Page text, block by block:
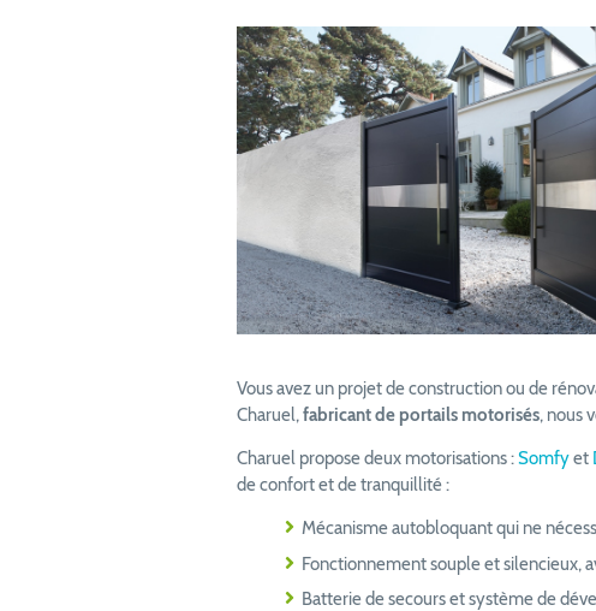
Vous avez un projet de construction ou de
Charuel,fabricant de portails motorisés, nous
Charuel propose deux motorisations :Somfyet
de confort et de tranquillité :
Mécanisme autobloquant qui ne
Fonctionnement souple et silencieux,
Batterie de secours et système de